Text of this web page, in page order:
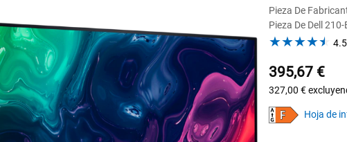
Pieza De
Pieza De Dell 210-
4.5
395,67 €
327,00 €
Hoja de